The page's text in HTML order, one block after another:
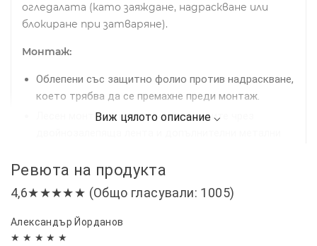
огледалата (като заяждане, надраскване или
блокиране при затваряне).
Монтаж:
Облепени със защитно фолио против надраскване,
което трябва да се премахне преди монтаж.
Лесен монтаж в канала на прозорците чрез
Препоръчително е предварително почистване на
рамките на прозорците за най-добро прилепване.
Съвместими за:
Ревюта на продукта
4,6★★★★★ (Общо гласували: 1005)
Александър Йорданов
★ ★ ★ ★ ★